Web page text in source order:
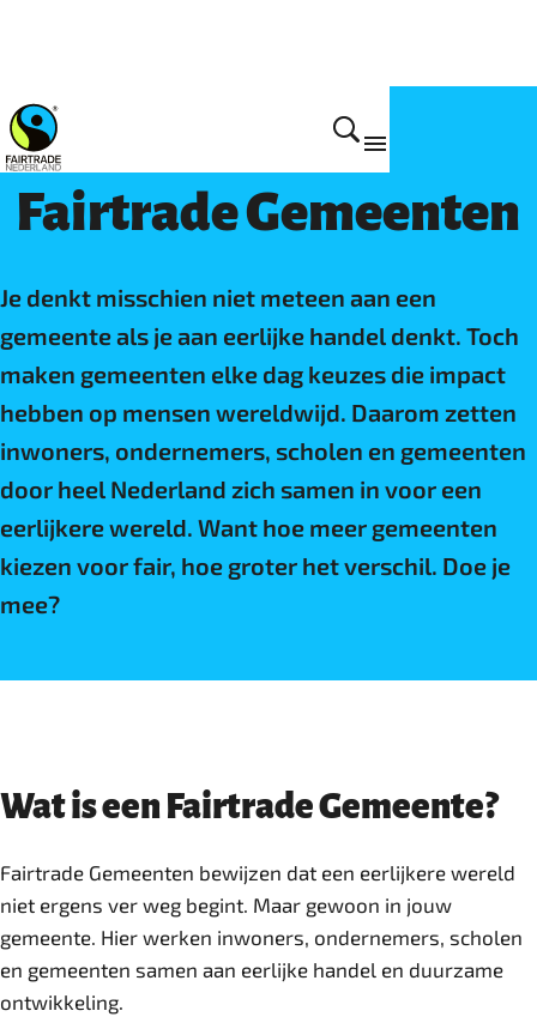
Doe mee
Fairtrade Gemeenten
Je denkt misschien niet meteen aan een
gemeente als je aan eerlijke handel denkt. Toch
maken gemeenten elke dag keuzes die impact
hebben op mensen wereldwijd. Daarom zetten
inwoners, ondernemers, scholen en gemeenten
door heel Nederland zich samen in voor een
eerlijkere wereld. Want hoe meer gemeenten
kiezen voor fair, hoe groter het verschil. Doe je
mee?
Wat is een Fairtrade Gemeente?
Fairtrade Gemeenten bewijzen dat een eerlijkere wereld
niet ergens ver weg begint. Maar gewoon in jouw
gemeente. Hier werken inwoners, ondernemers, scholen
en gemeenten samen aan eerlijke handel en duurzame
ontwikkeling.